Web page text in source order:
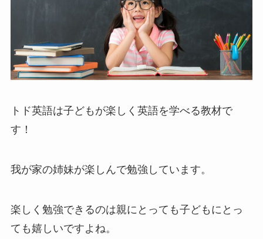
トド英語は子どもが楽しく英語を学べる教材で
す！
我が家の姉妹が楽しんで勉強しています。
楽しく勉強できるのは親にとっても子どもにとっ
ても嬉しいですよね。